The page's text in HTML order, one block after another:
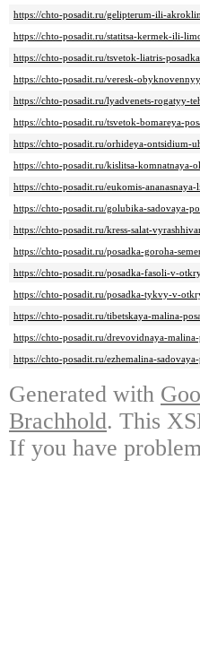
https://chto-posadit.ru/gelipterum-ili-
https://chto-posadit.ru/statitsa-kermek-ili-
https://chto-posadit.ru/tsvetok-liatris-
https://chto-posadit.ru/veresk-
https://chto-posadit.ru/lyadvenets-rogatyy-
https://chto-posadit.ru/tsvetok-bomareya-
https://chto-posadit.ru/orhideya-ontsidium-
https://chto-posadit.ru/kislitsa-
https://chto-posadit.ru/eukomis-
https://chto-posadit.ru/golubika-sadovaya-
https://chto-posadit.ru/kress-salat-
https://chto-posadit.ru/posadka-goroha-
https://chto-posadit.ru/posadka-fasoli-v-
https://chto-posadit.ru/posadka-tykvy-v-
https://chto-posadit.ru/tibetskaya-malina-
https://chto-posadit.ru/drevovidnaya-
https://chto-posadit.ru/ezhemalina-
Generated with
Brachhold. This
If you have